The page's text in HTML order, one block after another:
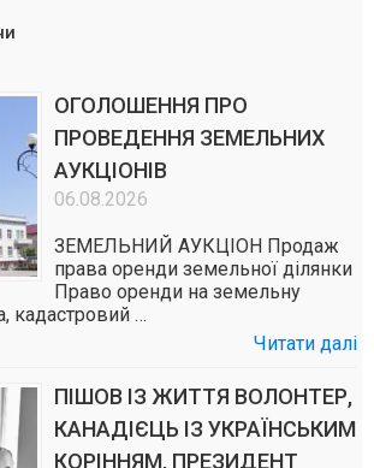
ОГОЛОШЕННЯ ПРО
ПРОВЕДЕННЯ ЗЕМЕЛЬНИХ
АУКЦІОНІВ
06.08.2026
ЗЕМЕЛЬНИЙ АУКЦІОН Продаж
права оренди земельної ділянки
Право оренди на земельну
кадастровий …
Читати далі
ПІШОВ ІЗ ЖИТТЯ ВОЛОНТЕР,
КАНАДІЄЦЬ ІЗ УКРАЇНСЬКИМ
КОРІННЯМ, ПРЕЗИДЕНТ